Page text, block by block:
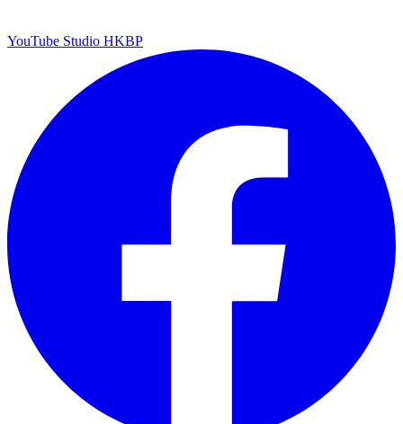
YouTube Studio HKBP